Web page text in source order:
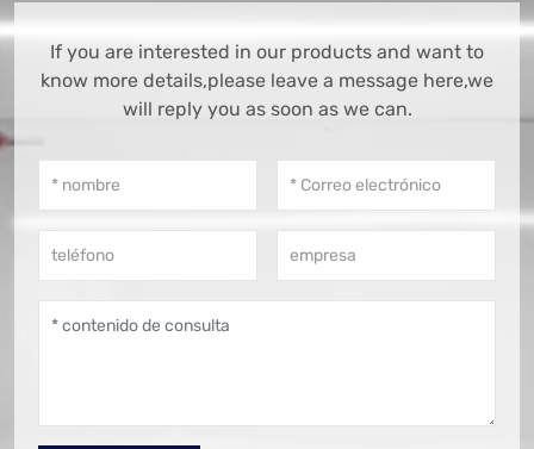
If you are interested in our products and want to
know more details,please leave a message here,we
will reply you as soon as we can.